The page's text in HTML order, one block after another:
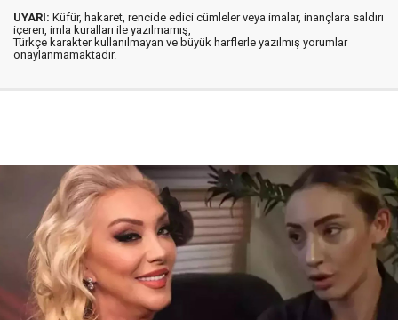
UYARI: Küfür, hakaret, rencide edici cümleler veya imalar, inançlara saldırı
içeren, imla kuralları ile yazılmamış,
Türkçe karakter kullanılmayan ve büyük harflerle yazılmış yorumlar
onaylanmamaktadır.